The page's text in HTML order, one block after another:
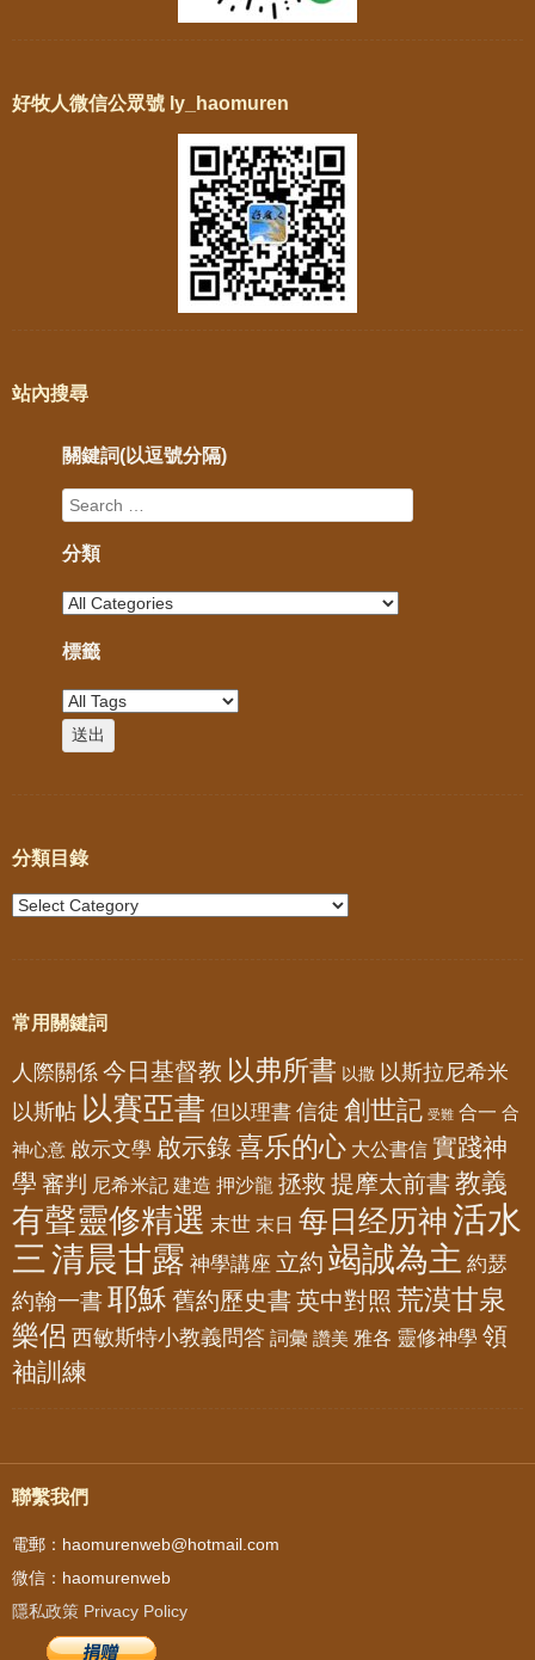
好牧人微信公眾號 ly_haomuren
站內搜尋
關鍵詞(以逗號分隔)
分類
標籤
分類目錄
常用關鍵詞
人際關係 今日基督教 以弗所書 以撒 以斯拉尼希米
以斯帖 以賽亞書 但以理書 信徒 創世記 受難 合一 合
神心意 啟示文學 啟示錄喜乐的心 大公書信 實踐神
學 審判 尼希米記 建造 押沙龍 拯救 提摩太前書 教義
有聲靈修精選 末世 末日 每日经历神活水
三 清晨甘露 神學講座 立約 竭誠為主 約瑟
約翰一書耶穌 舊約歷史書 英中對照 荒漠甘泉
樂侶 西敏斯特小教義問答 詞彙 讚美 雅各 靈修神學 領
袖訓練
聯繫我們
電郵：haomurenweb@hotmail.com
微信：haomurenweb
隱私政策 Privacy Policy